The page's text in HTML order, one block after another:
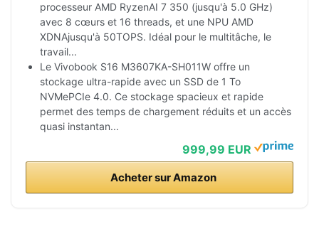
processeur AMD RyzenAI 7 350 (jusqu'à 5.0 GHz)
avec 8 cœurs et 16 threads, et une NPU AMD
XDNAjusqu'à 50TOPS. Idéal pour le multitâche, le
travail...
Le Vivobook S16 M3607KA-SH011W offre un
stockage ultra-rapide avec un SSD de 1 To
NVMePCIe 4.0. Ce stockage spacieux et rapide
permet des temps de chargement réduits et un accès
quasi instantan...
999,99 EUR
Acheter sur Amazon